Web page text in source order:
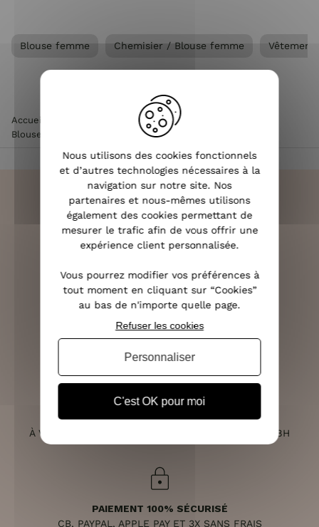
Blouse femme Chemisier / Blouse femme
Accueil Vêtements femme >Chemisier / Blouse femme
Blouse femme
Blouse femme Emmanuelle bleu marine
LIVRAISON RAPIDE
OFFERTE DÈS 70€
RETOURS SOUS 14 JOURS
SERVICE CLIENT
À VOTRE ÉCOUTE DU LUNDI AU SAMEDI DE 10H À 18H
PAIEMENT 100% SÉCURISÉ
CB, PAYPAL, APPLE PAY ET 3X SANS FRAIS
Nous utilisons des cookies fonctionnels
et d’autres technologies nécessaires à la
navigation sur notre site. Nos
partenaires et nous-mêmes utilisons
également des cookies permettant de
mesurer le trafic afin de vous offrir une
expérience client personnalisée.
Vous pourrez modifier vos préférences à
tout moment en cliquant sur “Cookies”
au bas de n'importe quelle page.
C'est OK pour moi
Refuser les cookies
Personnaliser